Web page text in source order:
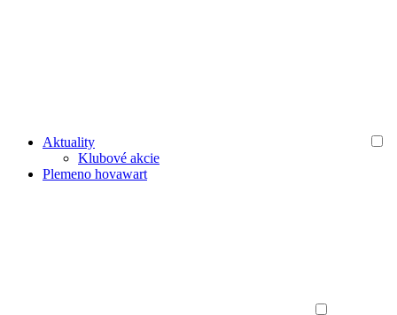
Aktuality
Klubové akcie
Plemeno hovawart